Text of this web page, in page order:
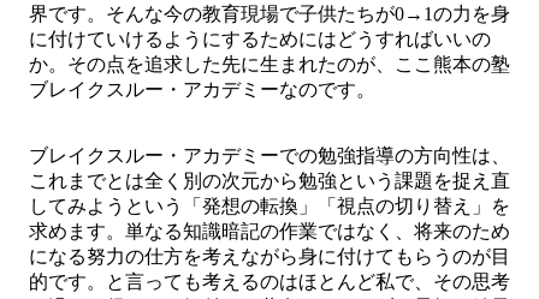
界です。そんな今の教育現場で子供たちが0→1の力を身
に付けていけるようにするためにはどうすればいいの
か。その点を追求した先に生まれたのが、ここ熊本の塾
ブレイクスルー・アカデミーなのです。
ブレイクスルー・アカデミーでの勉強指導の方向性は、
これまでとは全く別の次元から勉強という課題を捉え直
してみようという「発想の転換」「視点の切り替え」を
求めます。単なる知識暗記の作業ではなく、将来のため
になる努力の仕方を考えながら身に付けてもらうのが目
的です。と言っても考えるのはほとんど私で、その思考